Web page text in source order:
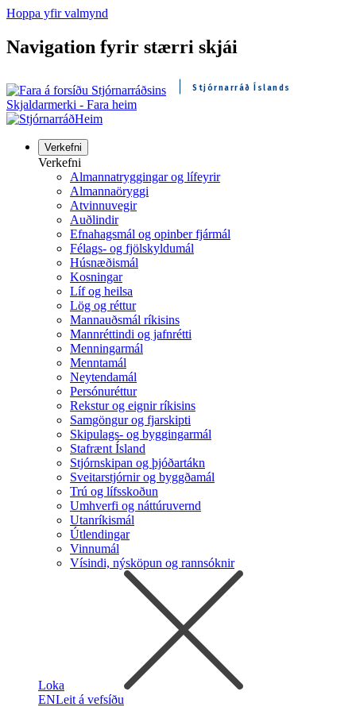
Hoppa yfir valmynd
Navigation fyrir stærri skjái
Stjórnarráð Íslands
Skjaldarmerki - Fara heim
Heim
Verkefni
Verkefni
Almannatryggingar og lífeyrir
Almannaöryggi
Atvinnuvegir
Auðlindir
Efnahagsmál og opinber fjármál
Félags- og fjölskyldumál
Húsnæðismál
Kosningar
Líf og heilsa
Lög og réttur
Mannauðsmál ríkisins
Mannréttindi og jafnrétti
Menningarmál
Menntamál
Neytendamál
Persónuréttur
Rekstur og eignir ríkisins
Samgöngur og fjarskipti
Skipulags- og byggingarmál
Stafrænt Ísland
Stjórnskipan og þjóðartákn
Sveitarstjórnir og byggðamál
Trú og lífsskoðun
Umhverfi og náttúruvernd
Utanríkismál
Útlendingar
Vinnumál
Vísindi, nýsköpun og rannsóknir
Loka
ENLeit á vefsíðu